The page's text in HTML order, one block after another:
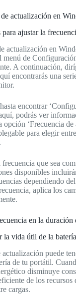
actualización en
ajustar la
actualización en
menú de
A continuación,
encontrarás una
encontrar
podrás ver
opción ‘Frecuencia de
para elegir
que sea
disponibles
dependiendo
aplica los
en la duración
la vida útil de la batería
puede
de tu portátil.
disminuye
de los recursos
cargas.